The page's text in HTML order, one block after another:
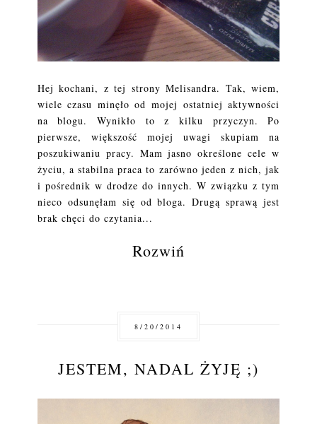
Hej kochani, z tej strony Melisandra. Tak, wiem,
wiele czasu minęło od mojej ostatniej aktywności
na blogu. Wynikło to z kilku przyczyn. Po
pierwsze, większość mojej uwagi skupiam na
poszukiwaniu pracy. Mam jasno określone cele w
życiu, a stabilna praca to zarówno jeden z nich, jak
i pośrednik w drodze do innych. W związku z tym
nieco odsunęłam się od bloga. Drugą sprawą jest
brak chęci do czytania...
Rozwiń
8/20/2014
JESTEM, NADAL ŻYJĘ ;)